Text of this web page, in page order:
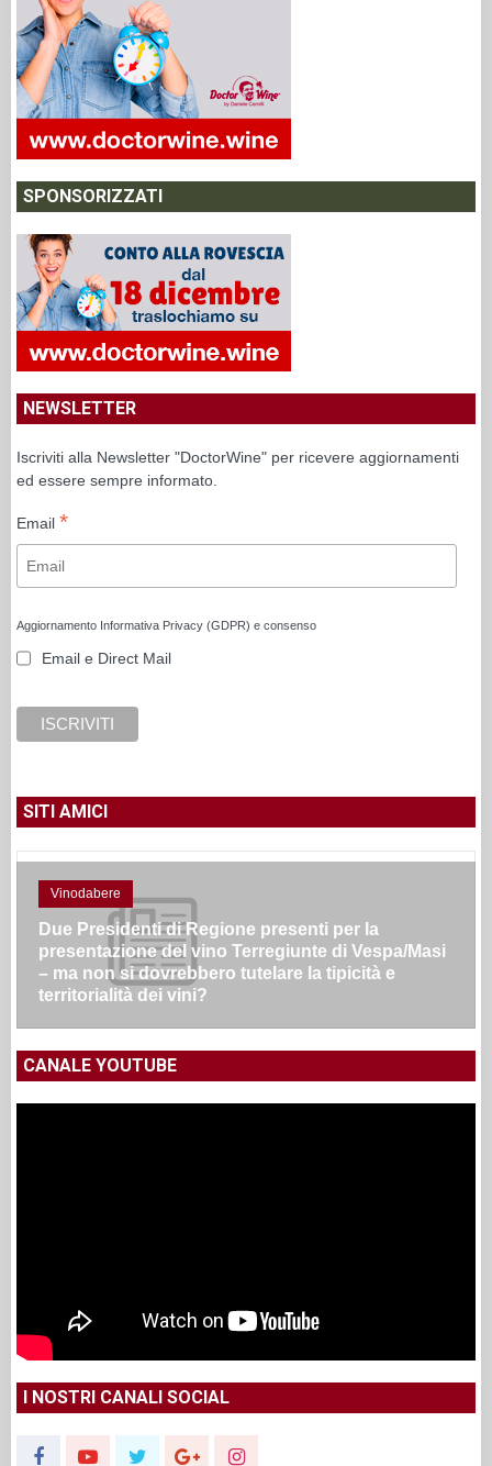
SPONSORIZZATI
NEWSLETTER
Iscriviti alla Newsletter "DoctorWine" per ricevere aggiornamenti
ed essere sempre informato.
Email *
Aggiornamento Informativa Privacy (GDPR) e consenso
Email e Direct Mail
SITI AMICI
Vinodabere
Due Presidenti di Regione presenti per la
presentazione del vino Terregiunte di Vespa/Masi
– ma non si dovrebbero tutelare la tipicità e
territorialità dei vini?
CANALE YOUTUBE
I NOSTRI CANALI SOCIAL